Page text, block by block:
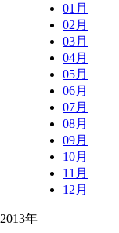
01月
02月
03月
04月
05月
06月
07月
08月
09月
10月
11月
12月
2013年